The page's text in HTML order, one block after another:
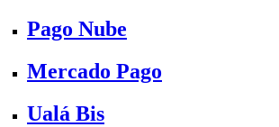
Pago Nube
Mercado Pago
Ualá Bis